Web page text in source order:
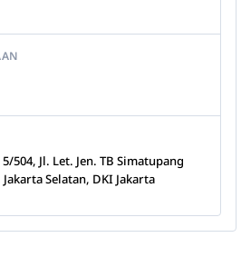
504, Jl. Let. Jen. TB Simatupang
Jakarta Selatan, DKI Jakarta